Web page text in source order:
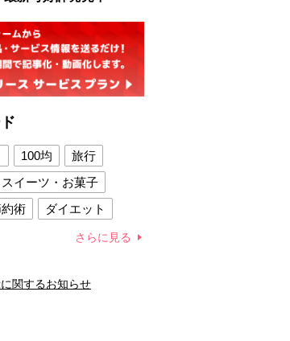
100均
旅行
スイーツ・お菓子
術
ダイエット
春子 どか食い
さらに見る
関するお知らせ